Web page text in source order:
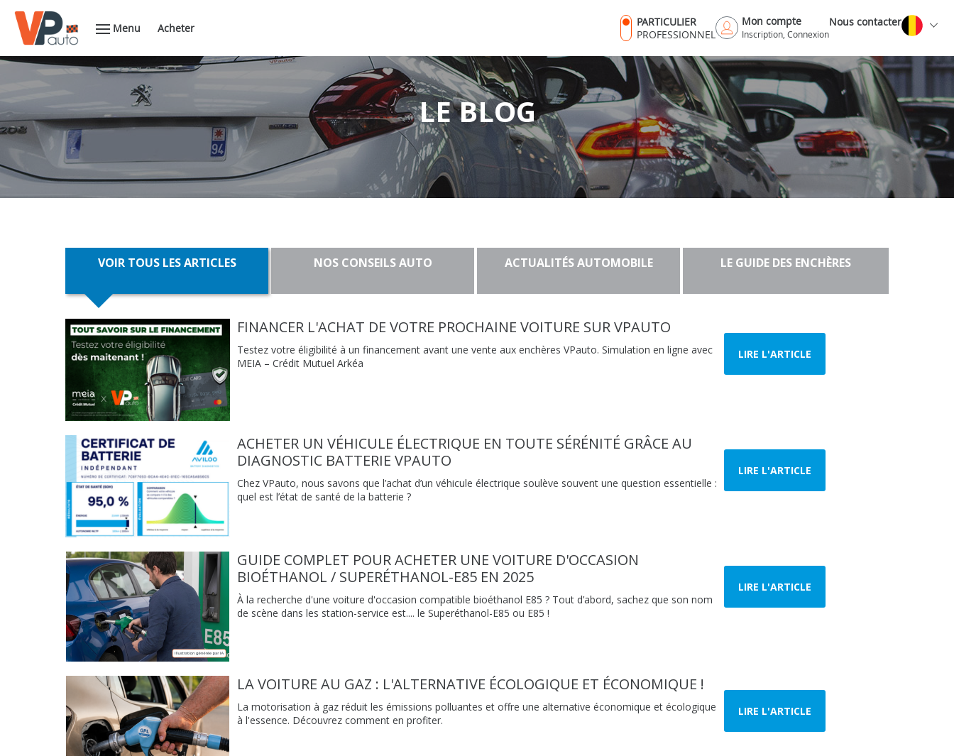
Menu Acheter
PARTICULIER
PROFESSIONNEL
Mon compte
Inscription, Connexion
Nous contacter
LE BLOG
VOIR TOUS LES ARTICLES NOS CONSEILS AUTO ACTUALITÉS AUTOMOBILE LE GUIDE DES ENCHÈRES
FINANCER L'ACHAT DE VOTRE PROCHAINE VOITURE SUR VPAUTO
Testez votre éligibilité à un financement avant une vente aux enchères VPauto. Simulation en ligne avec
MEIA – Crédit Mutuel Arkéa
LIRE L'ARTICLE
ACHETER UN VÉHICULE ÉLECTRIQUE EN TOUTE SÉRÉNITÉ GRÂCE AU
DIAGNOSTIC BATTERIE VPAUTO
Chez VPauto, nous savons que l’achat d’un véhicule électrique soulève souvent une question essentielle :
quel est l’état de santé de la batterie ?
LIRE L'ARTICLE
GUIDE COMPLET POUR ACHETER UNE VOITURE D'OCCASION
BIOÉTHANOL / SUPERÉTHANOL-E85 EN 2025
À la recherche d'une voiture d'occasion compatible bioéthanol E85 ? Tout d’abord, sachez que son nom
de scène dans les station-service est.... le Superéthanol-E85 ou E85 !
LIRE L'ARTICLE
LA VOITURE AU GAZ : L'ALTERNATIVE ÉCOLOGIQUE ET ÉCONOMIQUE !
La motorisation à gaz réduit les émissions polluantes et offre une alternative économique et écologique
à l'essence. Découvrez comment en profiter.
LIRE L'ARTICLE